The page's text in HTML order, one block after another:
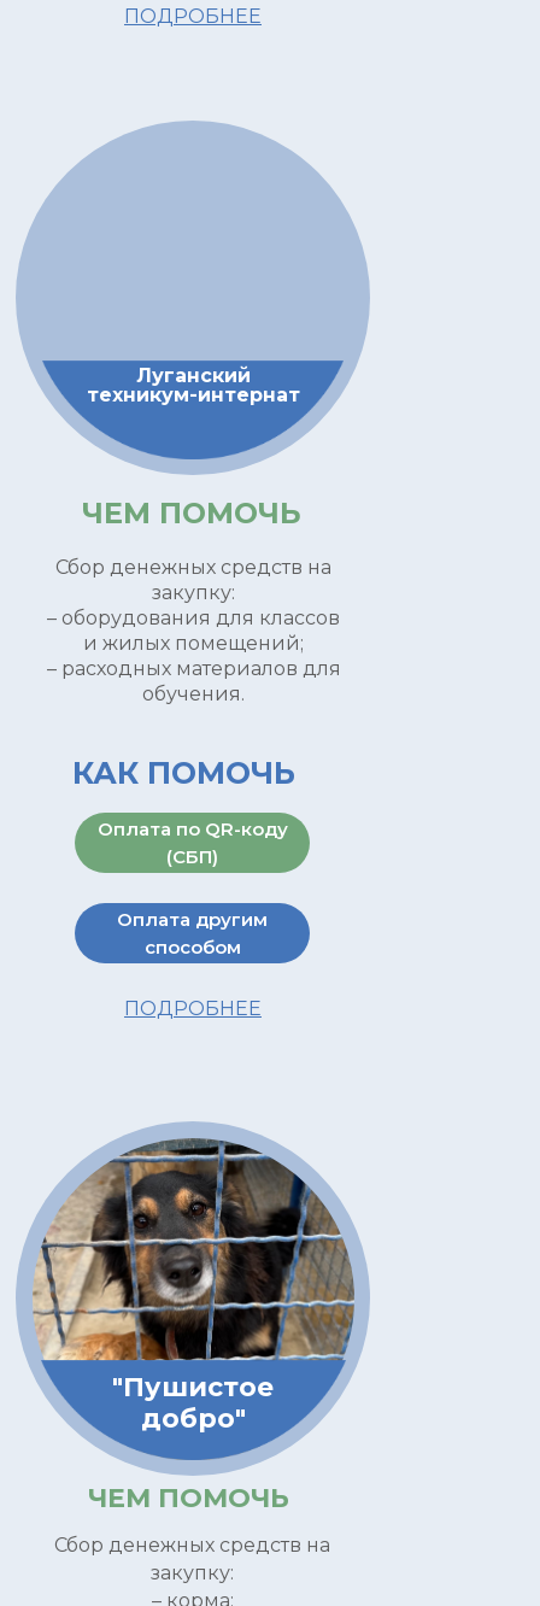
ПОДРОБНЕЕ
Сбор денежных средств на
закупку:
– оборудования для классов
и жилых помещений;
– расходных материалов для
обучения.
ЧЕМ ПОМОЧЬ
КАК ПОМОЧЬ
ПОДРОБНЕЕ
Оплата другим
способом
Оплата по QR-коду
(СБП)
Луганский
техникум-интернат
Сбор денежных средств на
закупку:
– корма;
ЧЕМ ПОМОЧЬ
"Пушистое
добро"
fonddobro2022@yandex.ru
+7 (977) 808-56-88
+7 (977) 808-36-88
Политика конфиденциальности
из способов, вы принимаете условия
нашей ОФЕРТЫ